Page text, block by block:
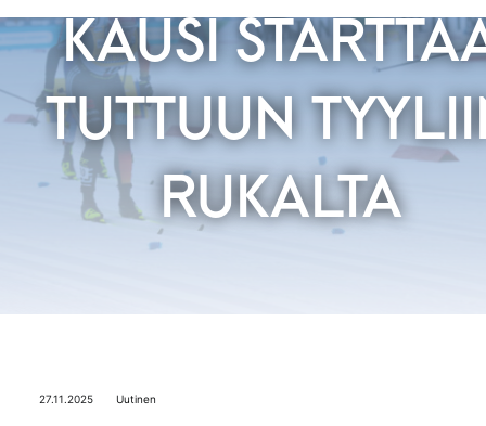
KAUSI
TUTTUUN
RUKALTA
27.11.2025 Uutinen